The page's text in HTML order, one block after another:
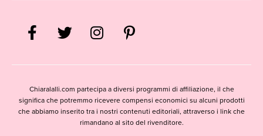
Chiaralalli.com partecipa a diversi programmi di affiliazione, il che
significa che potremmo ricevere compensi economici su alcuni prodotti
che abbiamo inserito tra i nostri contenuti editoriali, attraverso i link che
rimandano al sito del rivenditore.